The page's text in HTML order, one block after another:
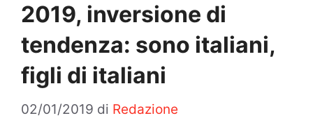
2019, inversione di
tendenza: sono italiani,
figli di italiani
02/01/2019 di Redazione